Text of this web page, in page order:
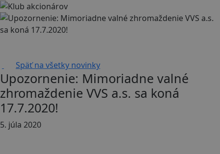
Späť na všetky novinky
Upozornenie: Mimoriadne valné
zhromaždenie VVS a.s. sa koná
17.7.2020!
5. júla 2020